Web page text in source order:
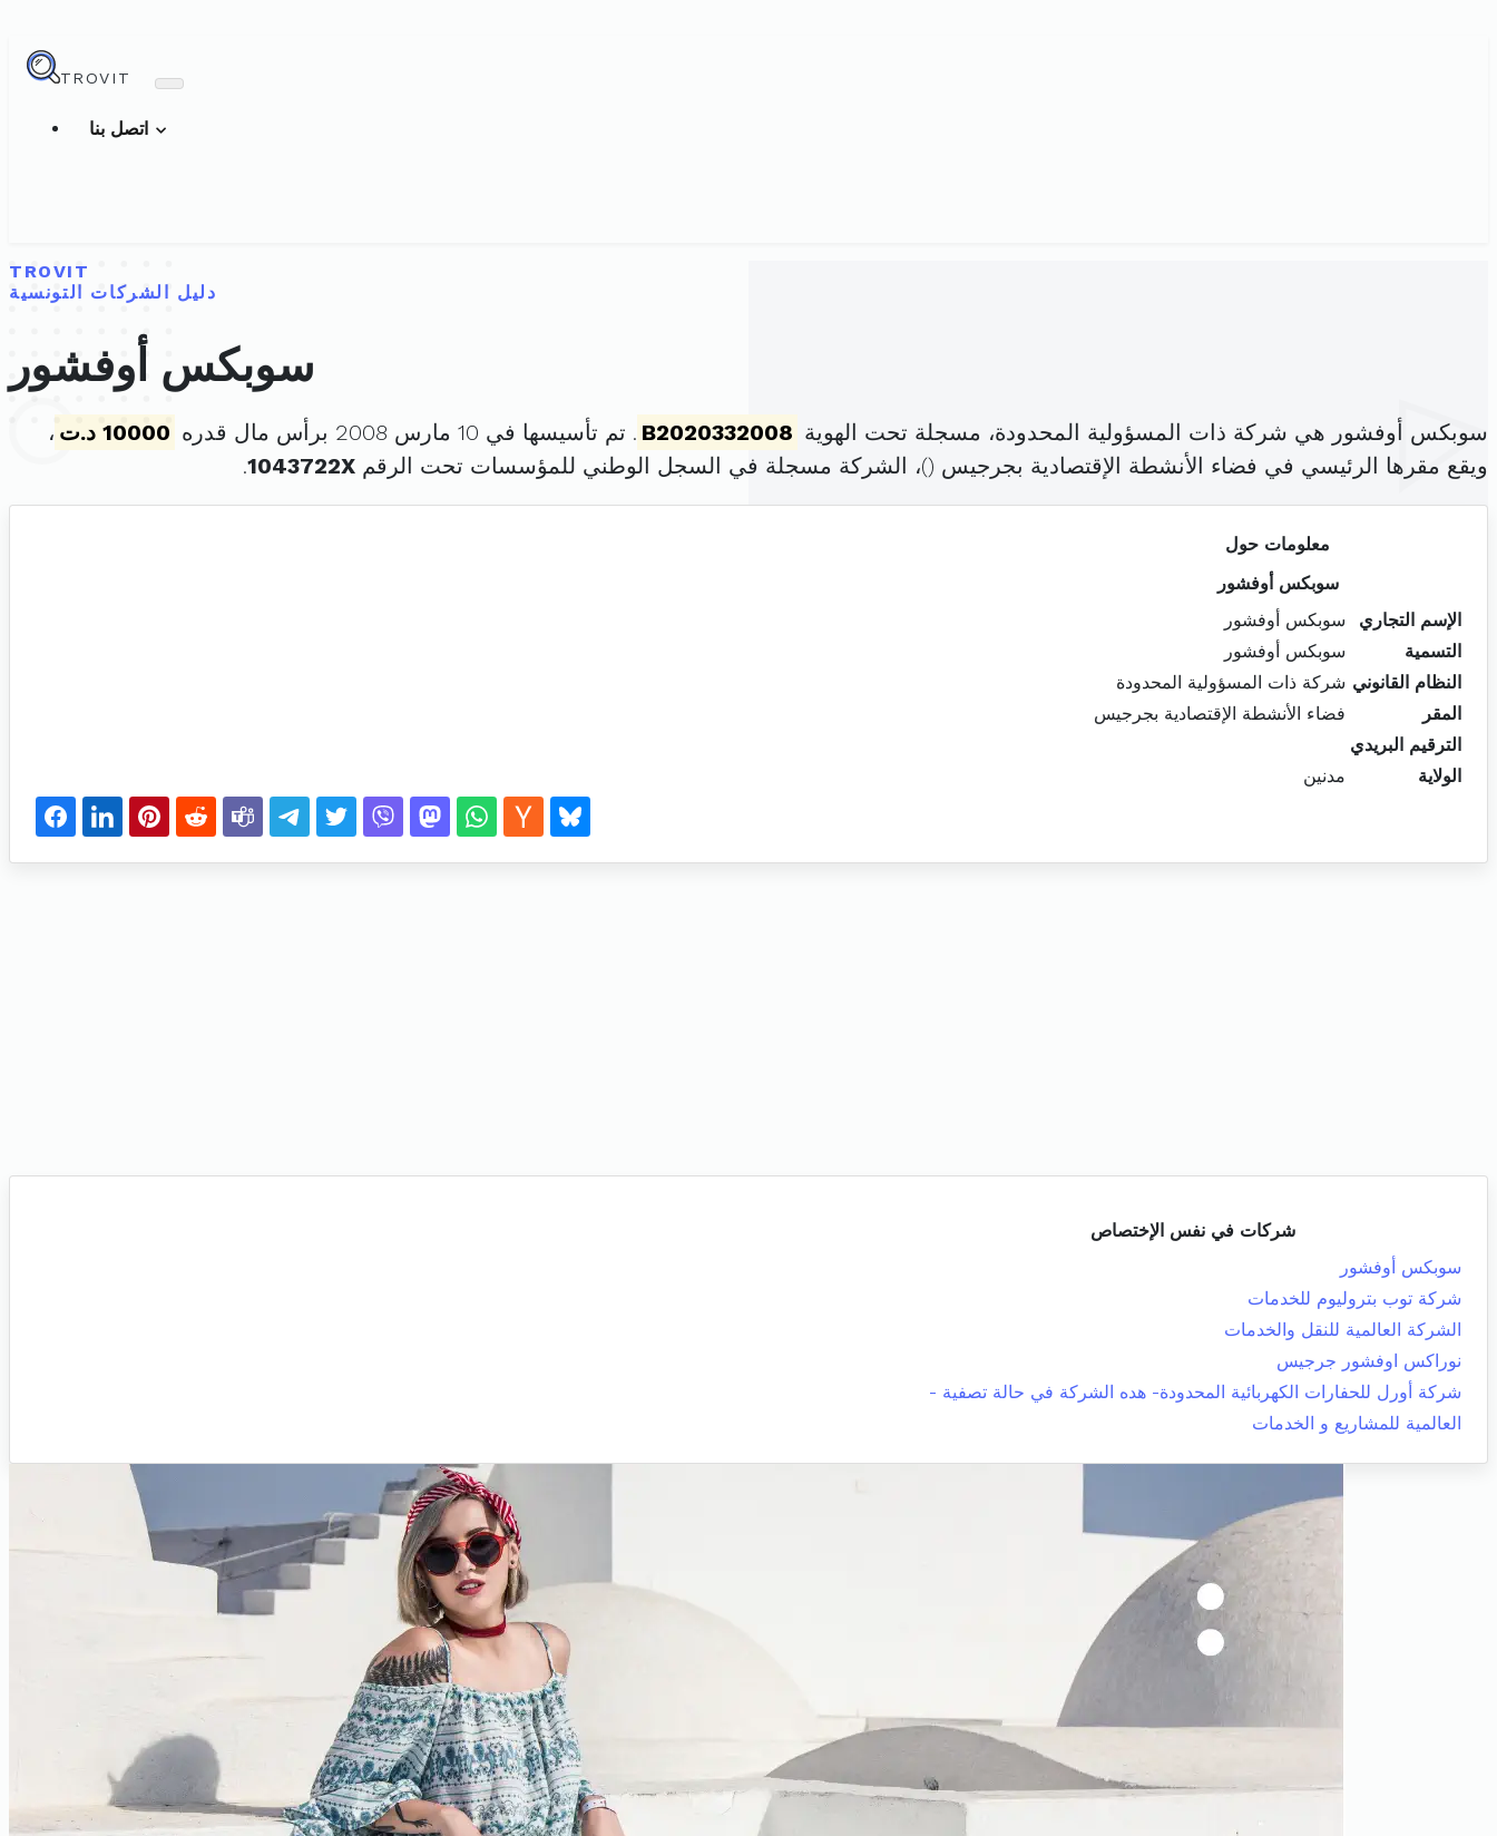
TROVIT
TROVIT
دليل الشركات التونسية
سوبكس أوفشور
سوبكس أوفشور هي شركة ذات المسؤولية المحدودة، مسجلة تحت الهوية B2020332008 . تم تأسيسها في 10 مارس 2008 برأس مال قدره 10000 د.ت
،
ويقع مقرها الرئيسي في فضاء الأنشطة الإقتصادية بجرجيس ()، الشركة مسجلة في السجل الوطني للمؤسسات تحت الرقم 1043722X
.
معلومات حول
سوبكس أوفشور
الإسم التجاري
سوبكس أوفشور
التسمية
سوبكس أوفشور
النظام القانوني شركة ذات المسؤولية المحدودة
المقر
فضاء الأنشطة الإقتصادية بجرجيس
الترقيم البريدي
الولاية
مدنين
شركات في نفس الإختصاص
سوبكس أوفشور
شركة توب بتروليوم للخدمات
الشركة العالمية للنقل والخدمات
نوراكس اوفشور جرجيس
شركة أورل للحفارات الكهربائية المحدودة- هده الشركة في حالة تصفية -
العالمية للمشاريع و الخدمات